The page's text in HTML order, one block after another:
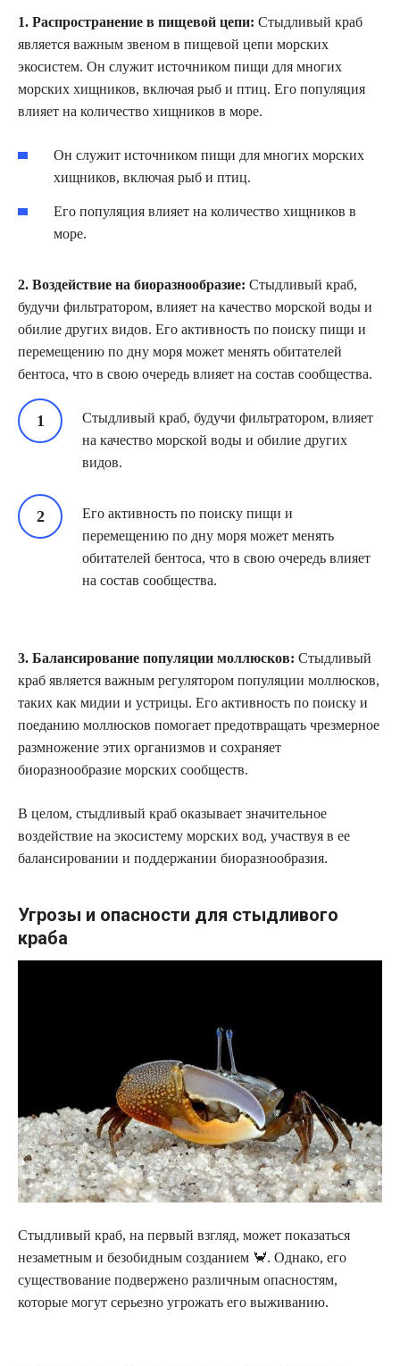
1. Распространение в пищевой цепи: Стыдливый краб
является важным звеном в пищевой цепи морских
экосистем. Он служит источником пищи для многих
морских хищников, включая рыб и птиц. Его популяция
влияет на количество хищников в море.
Он служит источником пищи для многих морских
хищников, включая рыб и птиц.
Его популяция влияет на количество хищников в
море.
2. Воздействие на биоразнообразие: Стыдливый краб,
будучи фильтратором, влияет на качество морской воды и
обилие других видов. Его активность по поиску пищи и
перемещению по дну моря может менять обитателей
бентоса, что в свою очередь влияет на состав сообщества.
Стыдливый краб, будучи фильтратором, влияет
на качество морской воды и обилие других
видов.
Его активность по поиску пищи и
перемещению по дну моря может менять
обитателей бентоса, что в свою очередь влияет
на состав сообщества.
3. Балансирование популяции моллюсков: Стыдливый
краб является важным регулятором популяции моллюсков,
таких как мидии и устрицы. Его активность по поиску и
поеданию моллюсков помогает предотвращать чрезмерное
размножение этих организмов и сохраняет
биоразнообразие морских сообществ.
В целом, стыдливый краб оказывает значительное
воздействие на экосистему морских вод, участвуя в ее
балансировании и поддержании биоразнообразия.
Угрозы и опасности для стыдливого
краба
Стыдливый краб, на первый взгляд, может показаться
незаметным и безобидным созданием 🦀. Однако, его
существование подвержено различным опасностям,
которые могут серьезно угрожать его выживанию.